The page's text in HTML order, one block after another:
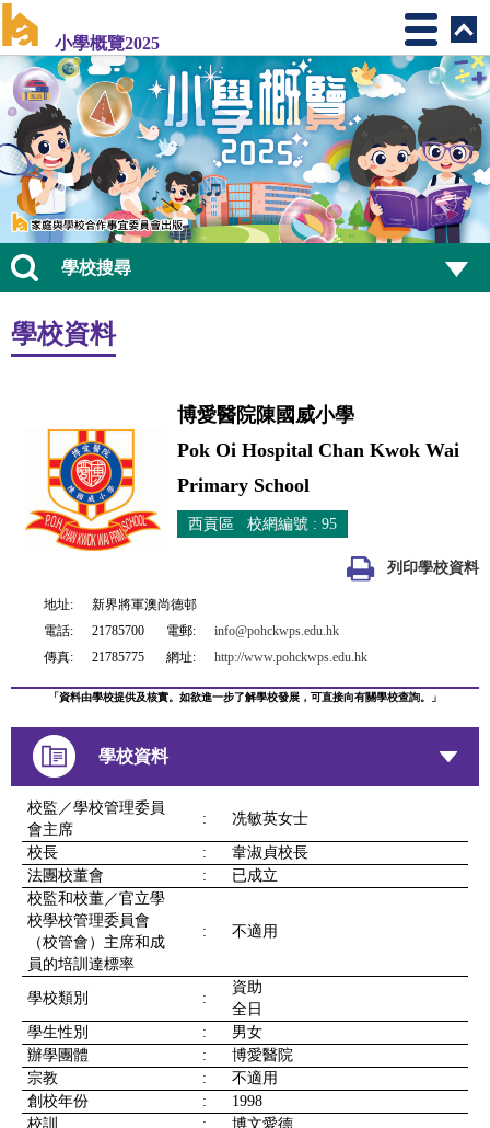
小學概覽2025
學校搜尋
學校資料
博愛醫院陳國威小學
Pok Oi Hospital Chan Kwok Wai
Primary School
西貢區 校網編號 : 95
列印學校資料
地址:
新界將軍澳尚德邨
電話:
21785700 電郵:
info@pohckwps.edu.hk
傳真:
21785775 網址: http://www.pohckwps.edu.hk
「資料由學校提供及核實。如欲進一步了解學校發展，可直接向有關學校查詢。」
學校資料
校監／學校管理委員
會主席
: 冼敏英女士
校長 :
韋淑貞校長
法團校董會
:
已成立
校監和校董／官立學
校學校管理委員會
（校管會）主席和成
員的培訓達標率
: 不適用
學校類別 :
資助
全日
學生性別
:
男女
辦學團體
:
博愛醫院
宗教
:
不適用
創校年份
:
1998
校訓
:
博文愛德